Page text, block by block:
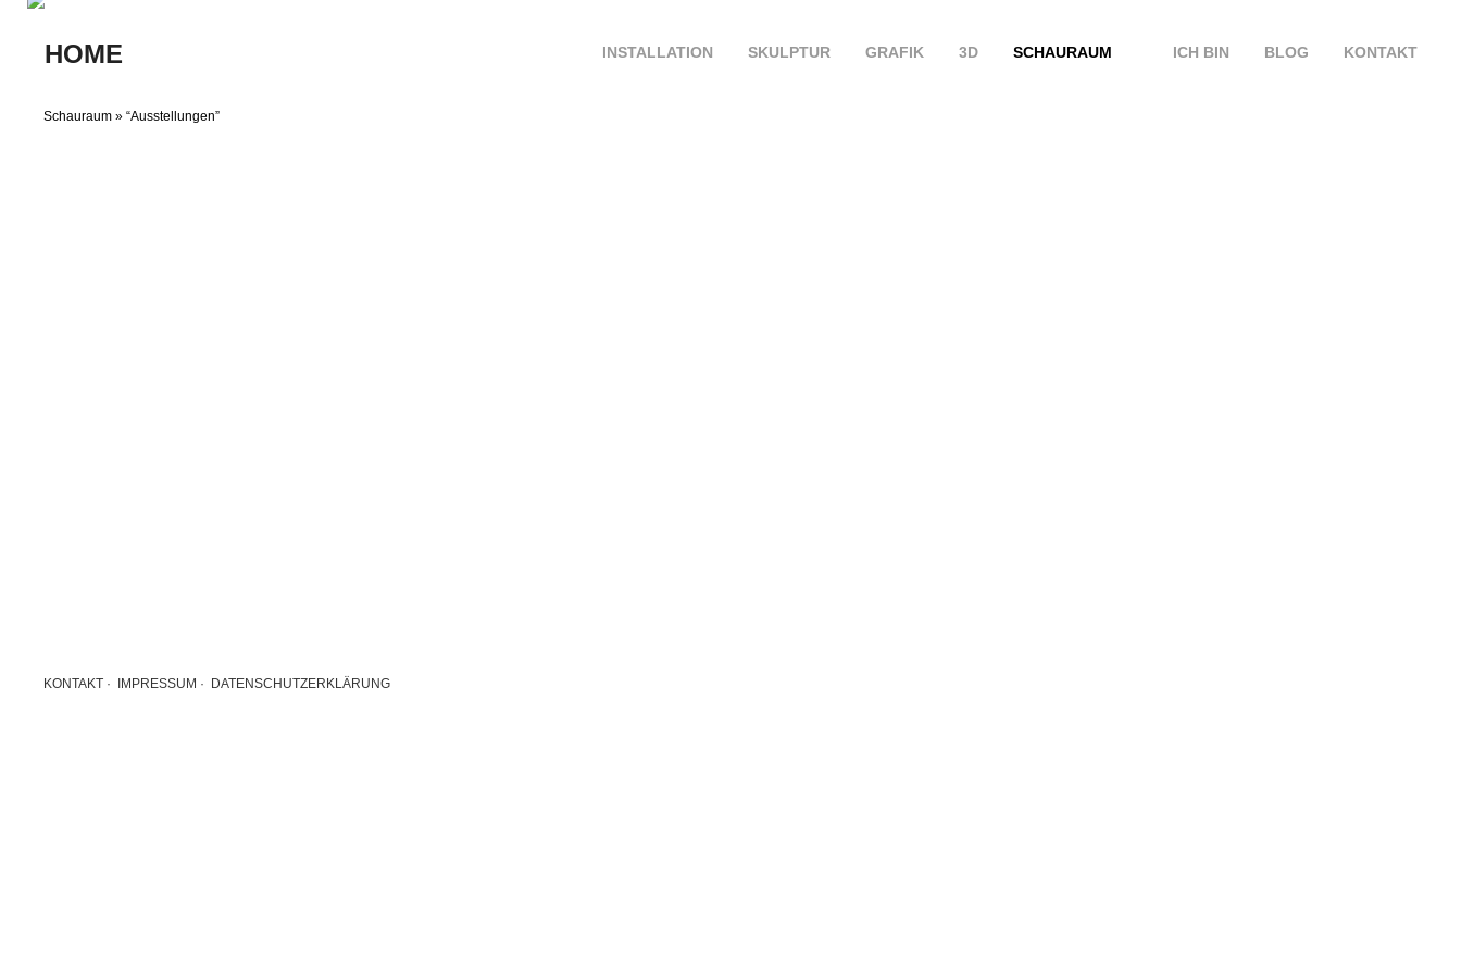
INSTALLATION SKULPTUR GRAFIK 3D SCHAURAUM ICH BIN BLOG KONTAKT
Schauraum » “Ausstellungen”
KONTAKT · IMPRESSUM · DATENSCHUTZERKLÄRUNG